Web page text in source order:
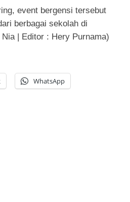
event bergensi tersebut
berbagai sekolah di
| Editor : Hery Purnama)
WhatsApp